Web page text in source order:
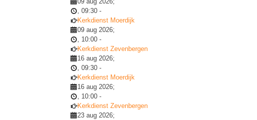
, 09:30 -
Kerkdienst Moerdijk
09 aug 2026;
, 10:00 -
Kerkdienst Zevenbergen
16 aug 2026;
, 09:30 -
Kerkdienst Moerdijk
16 aug 2026;
, 10:00 -
Kerkdienst Zevenbergen
23 aug 2026;